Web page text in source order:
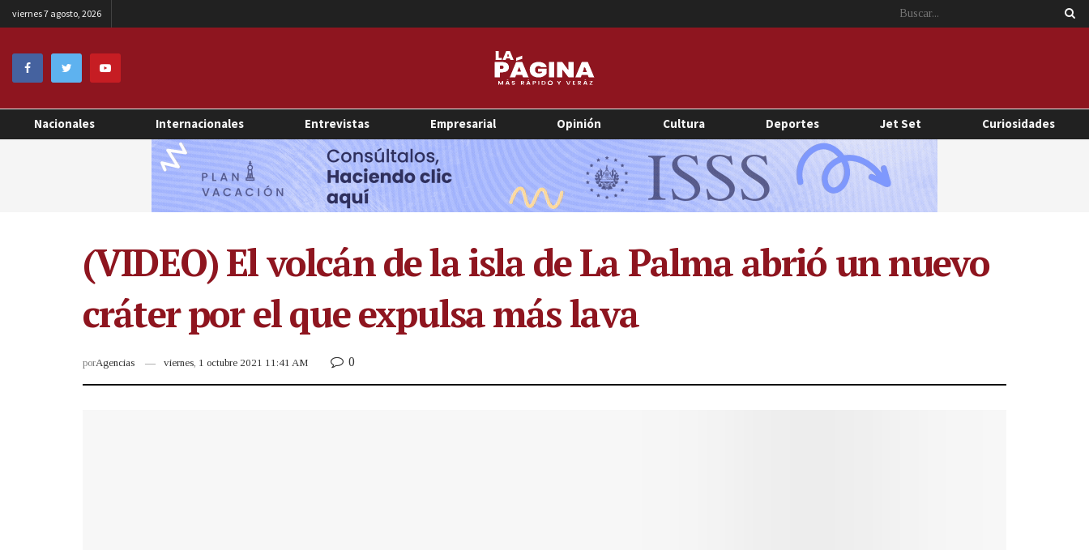
viernes 7 agosto, 2026
Nacionales Internacionales Entrevistas Empresarial Opinión Cultura Deportes Jet Set Curiosidades
(VIDEO) El volcán de la isla de La Palma abrió un nuevo
cráter por el que expulsa más lava
porAgencias viernes, 1 octubre 2021 11:41 AM 0